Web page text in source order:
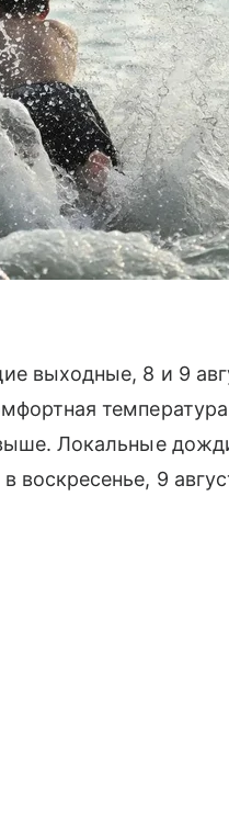
выходные, 8 и 9
Локальные
воскресенье, 9